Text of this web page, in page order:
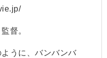
督。
うに、バンバンバ